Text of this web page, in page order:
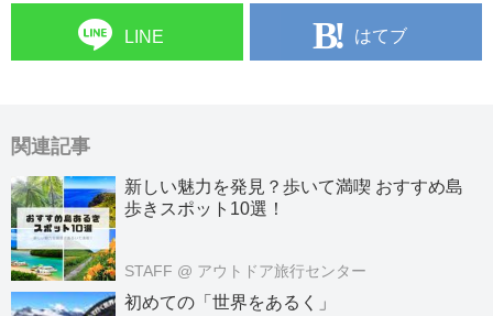
LINE はてブ
関連記事
新しい魅力を発見？歩いて満喫 おすすめ島
歩きスポット10選！
STAFF @ アウトドア旅行センター
初めての「世界をあるく」